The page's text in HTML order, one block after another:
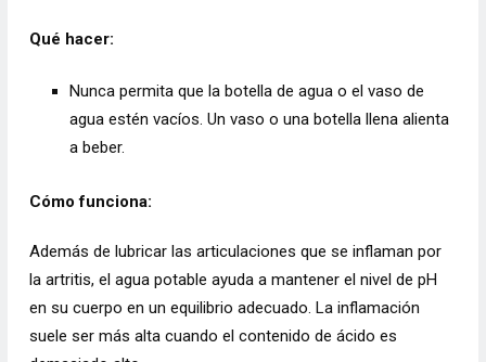
Qué hacer:
Nunca permita que la botella de agua o el vaso de
agua estén vacíos. Un vaso o una botella llena alienta
a beber.
Cómo funciona:
Además de lubricar las articulaciones que se inflaman por
la artritis, el agua potable ayuda a mantener el nivel de pH
en su cuerpo en un equilibrio adecuado. La inflamación
suele ser más alta cuando el contenido de ácido es